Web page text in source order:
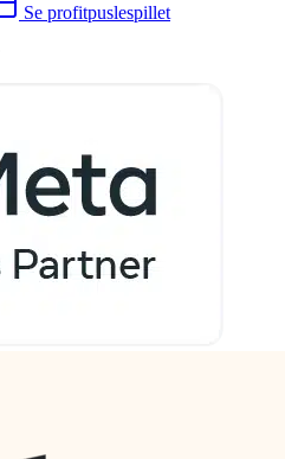
Se profitpuslespillet